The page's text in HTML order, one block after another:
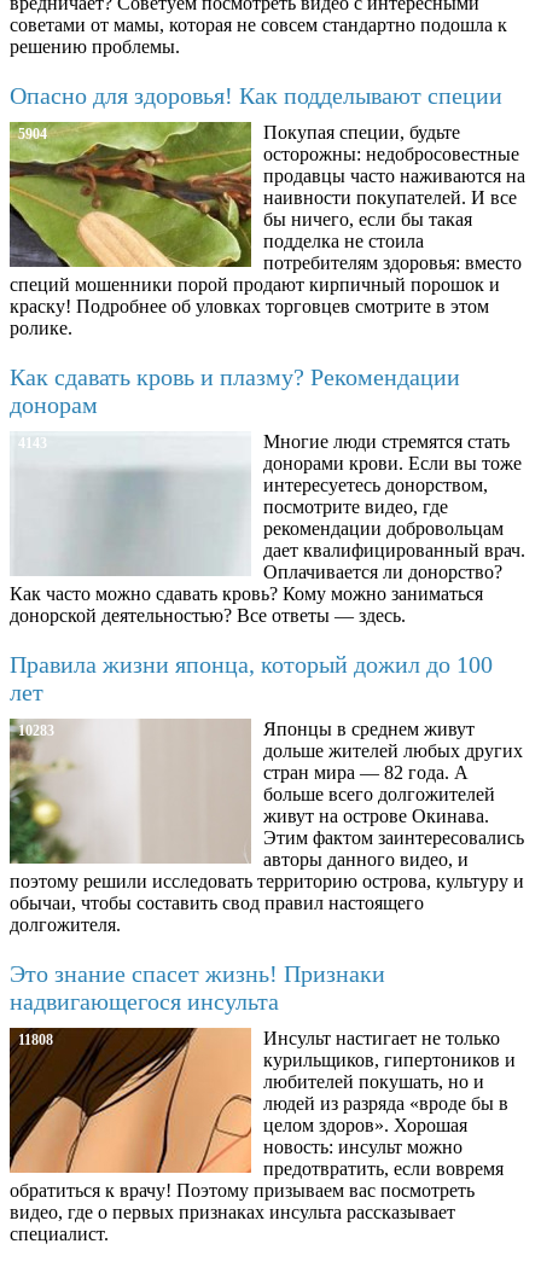
советами от мамы, которая не совсем стандартно подошла к
решению проблемы.
Опасно для здоровья! Как подделывают специи
5904
Покупая специи, будьте
осторожны: недобросовестные
продавцы часто наживаются на
наивности покупателей. И все
бы ничего, если бы такая
подделка не стоила
потребителям здоровья: вместо
специй мошенники порой продают кирпичный порошок и
краску! Подробнее об уловках торговцев смотрите в этом
ролике.
Как сдавать кровь и плазму? Рекомендации
донорам
4143
Многие люди стремятся стать
донорами крови. Если вы тоже
интересуетесь донорством,
посмотрите видео, где
рекомендации добровольцам
дает квалифицированный врач.
Оплачивается ли донорство?
Как часто можно сдавать кровь? Кому можно заниматься
донорской деятельностью? Все ответы — здесь.
Правила жизни японца, который дожил до 100
лет
10283
Японцы в среднем живут
дольше жителей любых других
стран мира — 82 года. А
больше всего долгожителей
живут на острове Окинава.
Этим фактом заинтересовались
авторы данного видео, и
поэтому решили исследовать территорию острова, культуру и
обычаи, чтобы составить свод правил настоящего
долгожителя.
Это знание спасет жизнь! Признаки
надвигающегося инсульта
11808
Инсульт настигает не только
курильщиков, гипертоников и
любителей покушать, но и
людей из разряда «вроде бы в
целом здоров». Хорошая
новость: инсульт можно
предотвратить, если вовремя
обратиться к врачу! Поэтому призываем вас посмотреть
видео, где о первых признаках инсульта рассказывает
специалист.